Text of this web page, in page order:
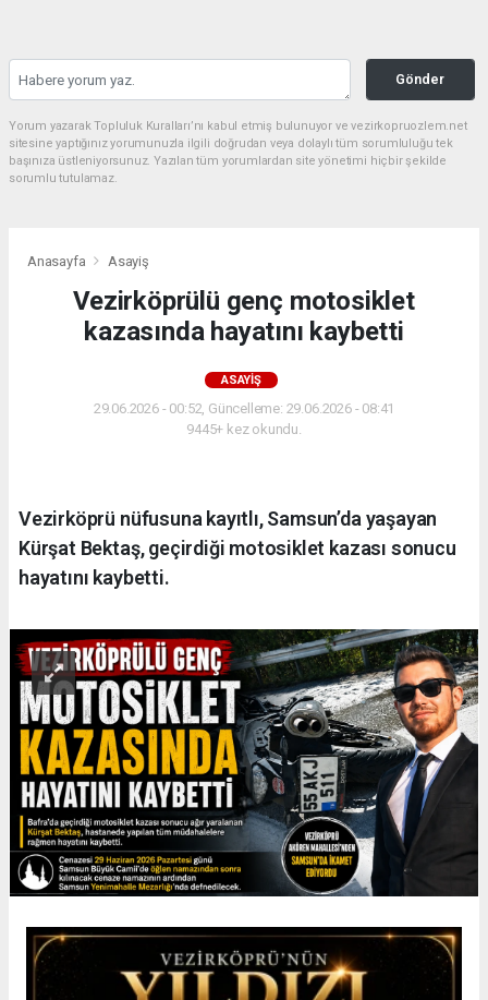
Gönder
Yorum yazarak Topluluk Kuralları’nı kabul etmiş bulunuyor ve vezirkopruozlem.net
sitesine yaptığınız yorumunuzla ilgili doğrudan veya dolaylı tüm sorumluluğu tek
başınıza üstleniyorsunuz. Yazılan tüm yorumlardan site yönetimi hiçbir şekilde
sorumlu tutulamaz.
Anasayfa Asayiş
Vezirköprülü genç motosiklet
kazasında hayatını kaybetti
ASAYIŞ
29.06.2026 - 00:52, Güncelleme: 29.06.2026 - 08:41
9445+ kez okundu.
Vezirköprü nüfusuna kayıtlı, Samsun’da yaşayan
Kürşat Bektaş, geçirdiği motosiklet kazası sonucu
hayatını kaybetti.